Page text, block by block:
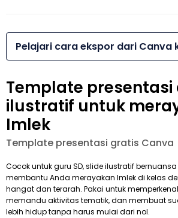
Pelajari cara ekspor dari Canva
Template
ilustratif untuk
Imlek
Template presentasi gratis Canva
Cocok untuk guru SD, slide ilustratif
membantu Anda merayakan Imlek di kelas
hangat dan terarah. Pakai untuk
memandu aktivitas tematik, dan membuat
lebih hidup tanpa harus mulai dari nol.